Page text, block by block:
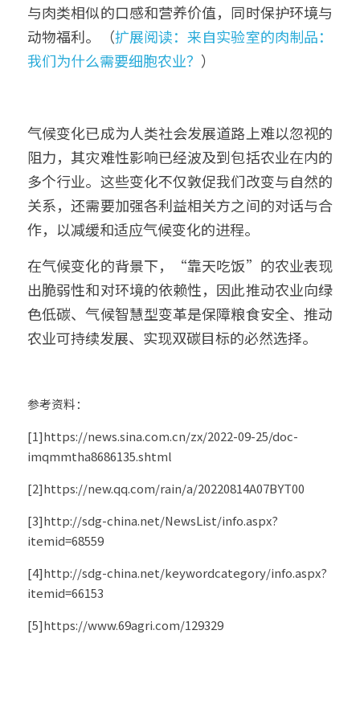
与肉类相似的口感和营养价值，同时保护环境与
动物福利。（扩展阅读：来自实验室的肉制品：
我们为什么需要细胞农业？ ）
气候变化已成为人类社会发展道路上难以忽视的
阻力，其灾难性影响已经波及到包括农业在内的
多个行业。这些变化不仅敦促我们改变与自然的
关系，还需要加强各利益相关方之间的对话与合
作，以减缓和适应气候变化的进程。
在气候变化的背景下，“靠天吃饭”的农业表现
出脆弱性和对环境的依赖性，因此推动农业向绿
色低碳、气候智慧型变革是保障粮食安全、推动
农业可持续发展、实现双碳目标的必然选择。
参考资料：
[1]https://news.sina.com.cn/zx/2022-09-25/doc-
imqmmtha8686135.shtml
[2]https://new.qq.com/rain/a/20220814A07BYT00
[3]http://sdg-china.net/NewsList/info.aspx?
itemid=68559
[4]http://sdg-china.net/keywordcategory/info.aspx?
itemid=66153
[5]https://www.69agri.com/129329